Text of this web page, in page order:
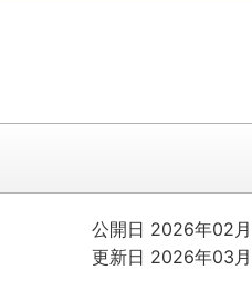
公開日 2026年02
更新日 2026年03